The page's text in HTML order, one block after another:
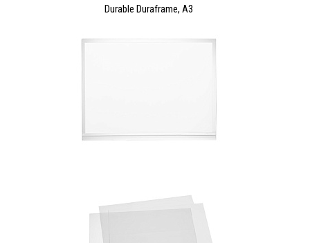
Durable Duraframe, А3